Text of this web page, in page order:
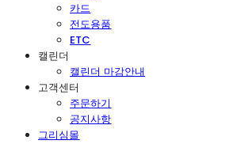
카드
전도용품
ETC
캘린더
캘린더 마감안내
고객센터
주문하기
공지사항
그리심몰